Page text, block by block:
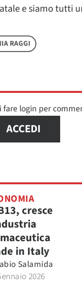
e siamo tutti
RAGGI
fare login per
ACCEDI
cresce
in Italy
Salamida
2026